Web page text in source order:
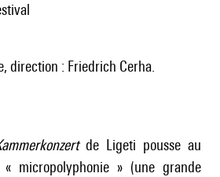
direction : Friedrich Cerha.
de Ligeti pousse au
« micropolyphonie » (une grande